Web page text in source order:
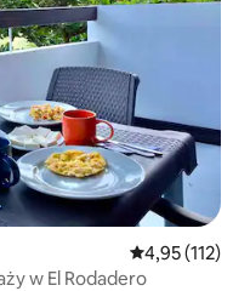
Średnia
4,95 (112)
w El Rodadero